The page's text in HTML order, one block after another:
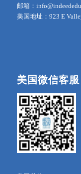
邮箱：
美国地址：923 E
美国微信客服